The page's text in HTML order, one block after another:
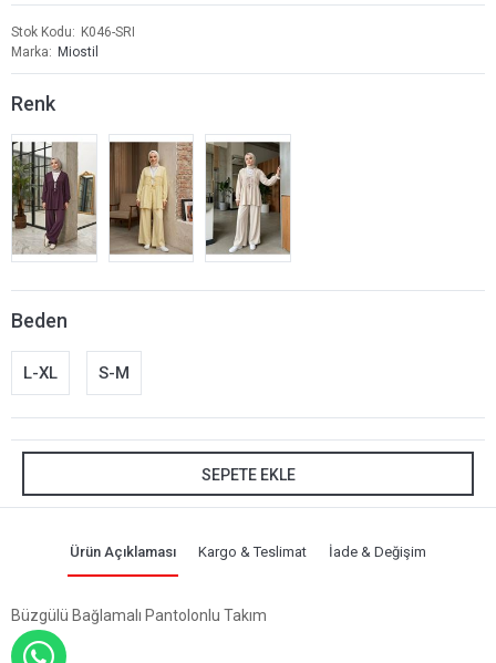
Stok Kodu
K046-SRI
Marka
Miostil
Renk
Beden
L-XL S-M
SEPETE EKLE
Ürün Açıklaması Kargo & Teslimat İade & Değişim
Büzgülü Bağlamalı Pantolonlu Takım